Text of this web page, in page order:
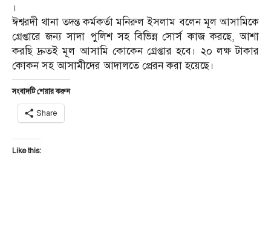
।
ঈশ্বরদী থানা তদন্ত কর্মকর্তা মনিরুল ইসলাম বলেন মূল আসামিকে
গ্রেপ্তারে জন্য সাদা পুলিশ সহ বিভিন্ন সোর্স কাজ করছে, আশা
করছি দ্রুতই মূল আসামি কোকেন গ্রেপ্তার হবে। ২০ লক্ষ টাকার
কোকন সহ আসামীদের আদালতে প্রেরন করা হয়েছে।
সংবাদটি শেয়ার করুন
Share
Like this: